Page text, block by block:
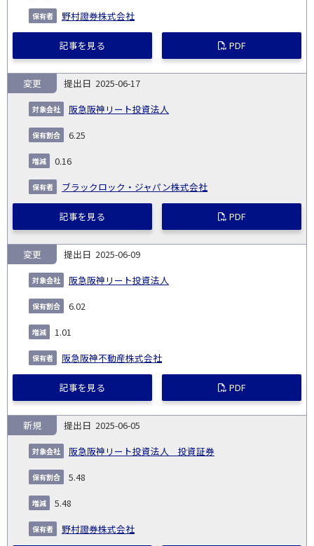
野村證券株式会社
記事を見る PDF
2025-06-17
阪急阪神リート投資法人
変更
6.25
0.16
ブラックロック・ジャパン株式会社
記事を見る PDF
2025-06-09
阪急阪神リート投資法人
変更
6.02
1.01
阪急阪神不動産株式会社
記事を見る PDF
2025-06-05
阪急阪神リート投資法人 投資証券
新規
5.48
5.48
野村證券株式会社